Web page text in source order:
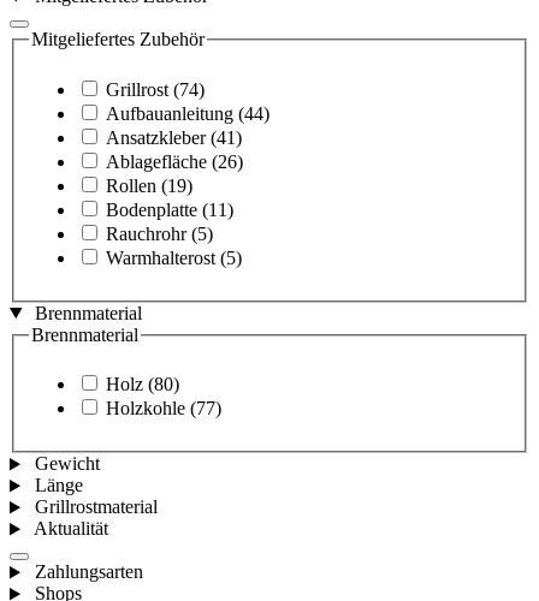
Mitgeliefertes Zubehör
Grillrost (74)
Aufbauanleitung (44)
Ansatzkleber (41)
Ablagefläche (26)
Rollen (19)
Bodenplatte (11)
Rauchrohr (5)
Warmhalterost (5)
Brennmaterial
Brennmaterial
Holz (80)
Holzkohle (77)
Gewicht
Länge
Grillrostmaterial
Aktualität
Zahlungsarten
Shops